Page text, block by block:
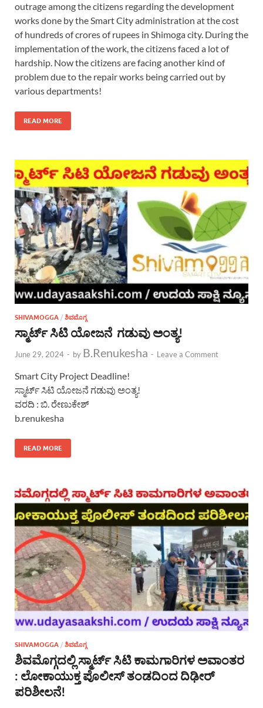
outrage among the citizens regarding the development
works done by the Smart City administration at the cost
of hundreds of crores of rupees in Shimoga city. During the
implementation of the work, the citizens faced a lot of
hardship. Now the citizens are facing another kind of
problem due to the repair works being carried out by
various departments!
READ MORE
SHIVAMOGGA / ಶಿವಮೊಗ್ಗ
ಸ್ಮಾರ್ಟ್ ಸಿಟಿ ಯೋಜನೆ ಗಡುವು ಅಂತ್ಯ!
June 29, 2024 - by B.Renukesha - Leave a Comment
Smart City Project Deadline!
ಸ್ಮಾರ್ಟ್ ಸಿಟಿ ಯೋಜನೆ ಗಡುವು ಅಂತ್ಯ!
ವರದಿ : ಬಿ. ರೇಣುಕೇಶ್
b.renukesha
READ MORE
SHIVAMOGGA / ಶಿವಮೊಗ್ಗ
ಶಿವಮೊಗ್ಗದಲ್ಲಿ ಸ್ಮಾರ್ಟ್ ಸಿಟಿ ಕಾಮಗಾರಿಗಳ ಅವಾಂತರ
: ಲೋಕಾಯುಕ್ತ ಪೊಲೀಸ್ ತಂಡದಿಂದ ದಿಢೀರ್
ಪರಿಶೀಲನೆ!